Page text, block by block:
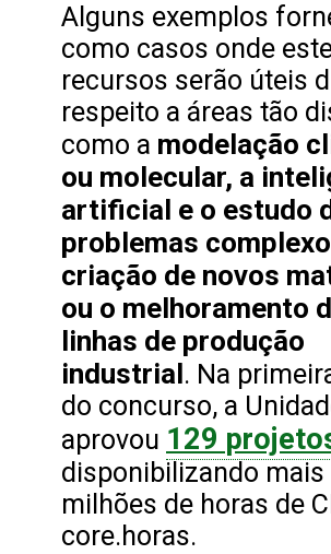
Alguns exemplos
como casos onde
recursos serão úteis
respeito a áreas tão
como a modelação
ou molecular, a
artificial e o estudo
problemas
criação de novos
ou o melhoramento
linhas de produção
industrial. Na
do concurso, a
aprovou 129
disponibilizando mais
milhões de horas de
core.horas.